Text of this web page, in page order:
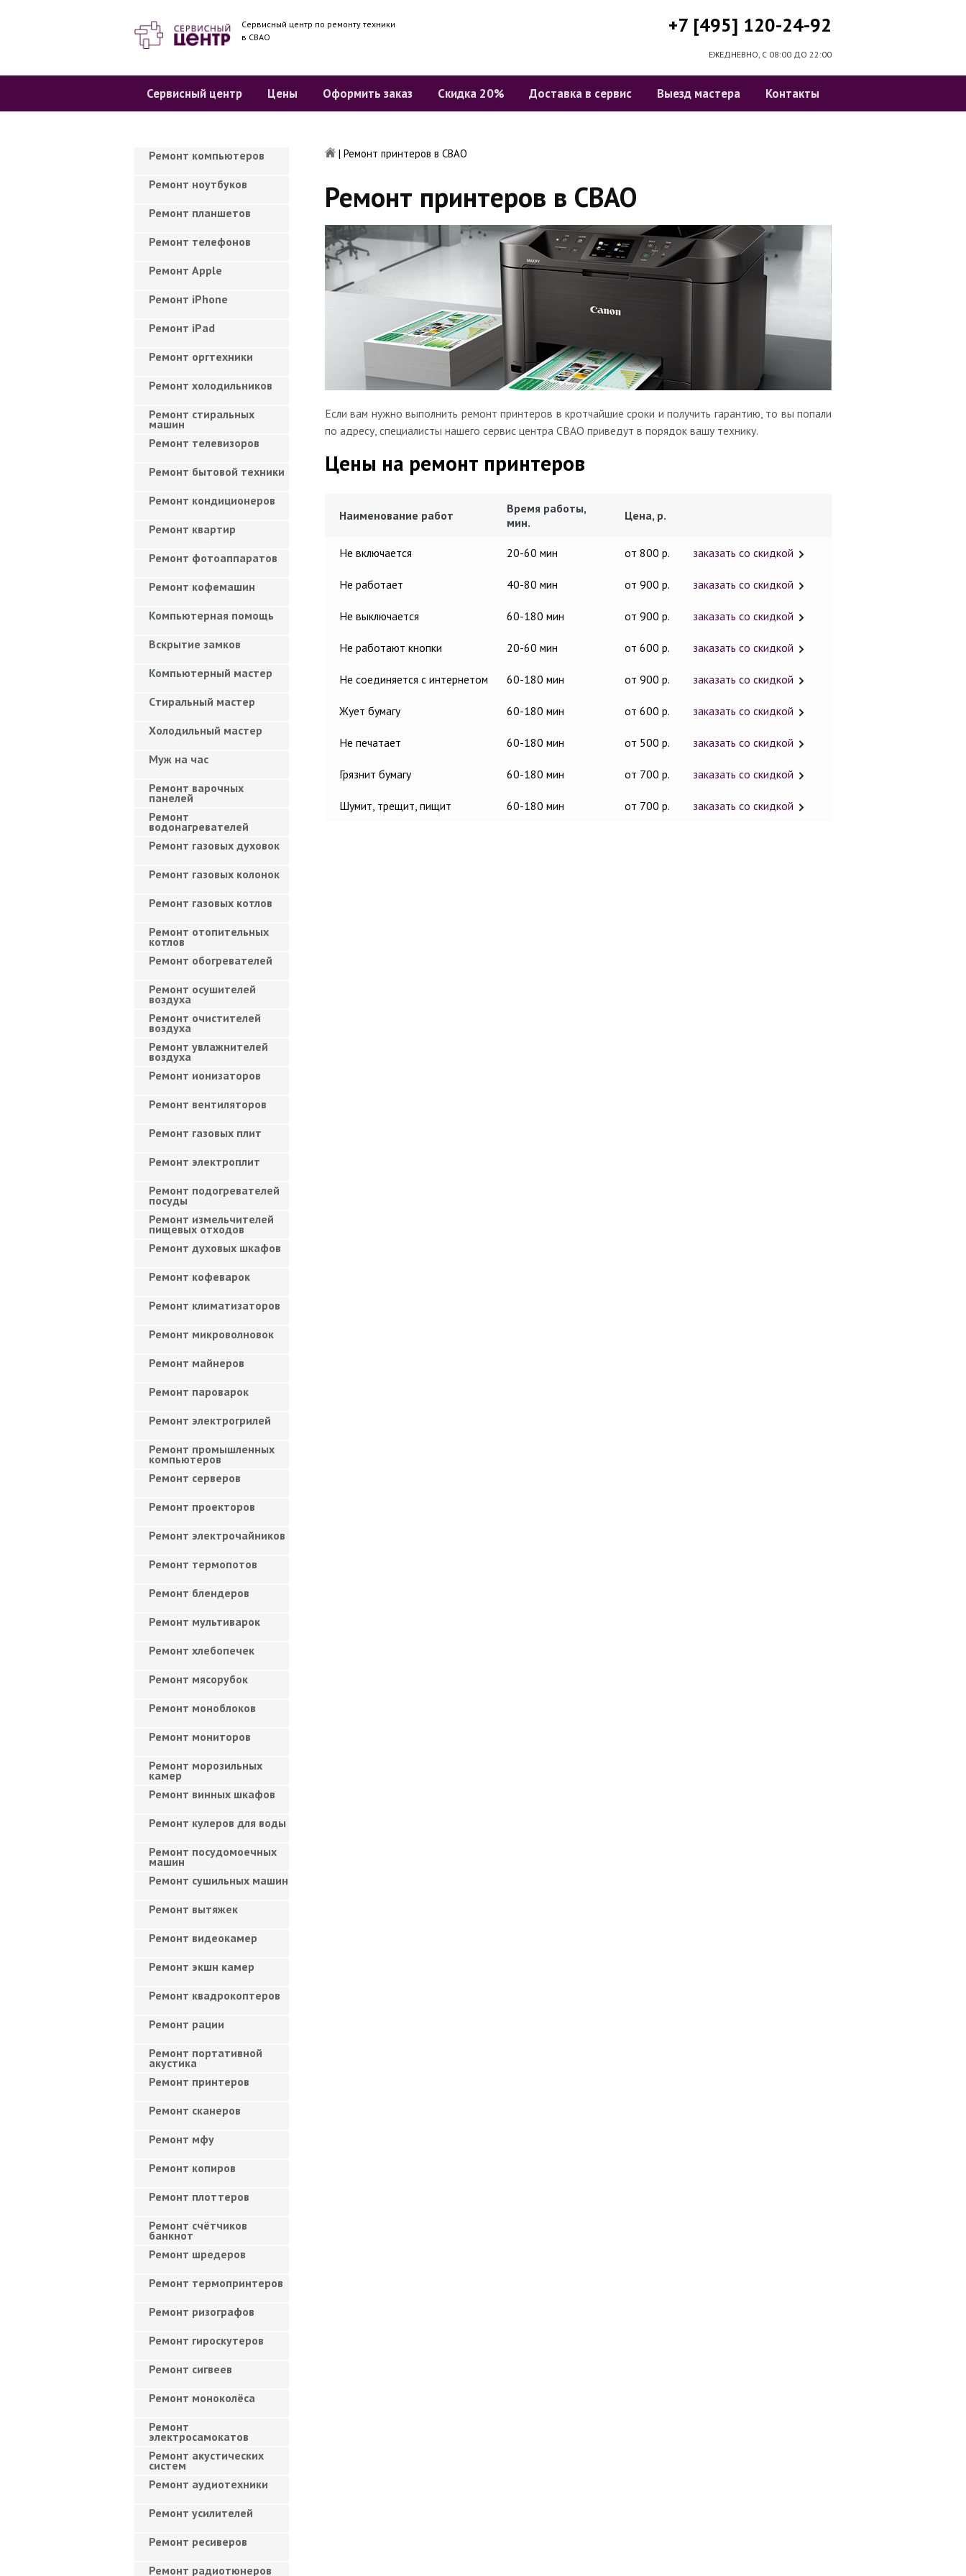
Сервисный центр по ремонту техники
в СВАО
+7 [495] 120-24-92
ЕЖЕДНЕВНО, С 08:00 ДО 22:00
Сервисный центр Цены Оформить заказ Скидка 20% Доставка в сервис Выезд мастера Контакты
| Ремонт принтеров в СВАО
Ремонт принтеров в СВАО
Если вам нужно выполнить ремонт принтеров в кротчайшие сроки и получить гарантию, то вы попали
по адресу, специалисты нашего сервис центра СВАО приведут в порядок вашу технику.
Цены на ремонт принтеров
Наименование работ
Время работы,
мин.
Цена, р.
Не включается 20-60 мин от 800 р. заказать со скидкой
Не работает 40-80 мин от 900 р. заказать со скидкой
Не выключается 60-180 мин от 900 р. заказать со скидкой
Не работают кнопки 20-60 мин от 600 р. заказать со скидкой
Не соединяется с интернетом 60-180 мин от 900 р. заказать со скидкой
Жует бумагу 60-180 мин от 600 р. заказать со скидкой
Не печатает 60-180 мин от 500 р. заказать со скидкой
Грязнит бумагу 60-180 мин от 700 р. заказать со скидкой
Шумит, трещит, пищит 60-180 мин от 700 р. заказать со скидкой
Ремонт компьютеров
Ремонт ноутбуков
Ремонт планшетов
Ремонт телефонов
Ремонт Apple
Ремонт iPhone
Ремонт iPad
Ремонт оргтехники
Ремонт холодильников
Ремонт стиральных
машин
Ремонт телевизоров
Ремонт бытовой техники
Ремонт кондиционеров
Ремонт квартир
Ремонт фотоаппаратов
Ремонт кофемашин
Компьютерная помощь
Вскрытие замков
Компьютерный мастер
Cтиральный мастер
Холодильный мастер
Муж на час
Ремонт варочных
панелей
Ремонт
водонагревателей
Ремонт газовых духовок
Ремонт газовых колонок
Ремонт газовых котлов
Ремонт отопительных
котлов
Ремонт обогревателей
Ремонт осушителей
воздуха
Ремонт очистителей
воздуха
Ремонт увлажнителей
воздуха
Ремонт ионизаторов
Ремонт вентиляторов
Ремонт газовых плит
Ремонт электроплит
Ремонт подогревателей
посуды
Ремонт измельчителей
пищевых отходов
Ремонт духовых шкафов
Ремонт кофеварок
Ремонт климатизаторов
Ремонт микроволновок
Ремонт майнеров
Ремонт пароварок
Ремонт электрогрилей
Ремонт промышленных
компьютеров
Ремонт серверов
Ремонт проекторов
Ремонт электрочайников
Ремонт термопотов
Ремонт блендеров
Ремонт мультиварок
Ремонт хлебопечек
Ремонт мясорубок
Ремонт моноблоков
Ремонт мониторов
Ремонт морозильных
камер
Ремонт винных шкафов
Ремонт кулеров для воды
Ремонт посудомоечных
машин
Ремонт сушильных машин
Ремонт вытяжек
Ремонт видеокамер
Ремонт экшн камер
Ремонт квадрокоптеров
Ремонт рации
Ремонт портативной
акустика
Ремонт принтеров
Ремонт сканеров
Ремонт мфу
Ремонт копиров
Ремонт плоттеров
Ремонт счётчиков
банкнот
Ремонт шредеров
Ремонт термопринтеров
Ремонт ризографов
Ремонт гироскутеров
Ремонт сигвеев
Ремонт моноколёса
Ремонт
электросамокатов
Ремонт акустических
систем
Ремонт аудиотехники
Ремонт усилителей
Ремонт ресиверов
Ремонт радиотюнеров